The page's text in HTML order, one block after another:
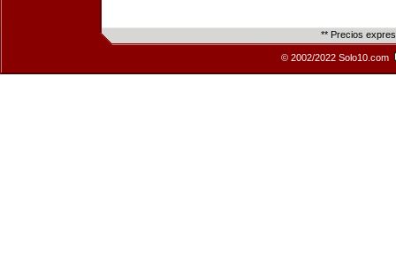
** Precios
© 2002/2022 Solo10.com